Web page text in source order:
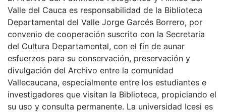
Valle del Cauca es responsabilidad de la Biblioteca
Departamental del Valle Jorge Garcés Borrero, por
convenio de cooperación suscrito con la Secretaria
del Cultura Departamental, con el fin de aunar
esfuerzos para su conservación, preservación y
divulgación del Archivo entre la comunidad
Vallecaucana, especialmente entre los estudiantes e
investigadores que visitan la Biblioteca, propiciando el
su uso y consulta permanente. La universidad Icesi es